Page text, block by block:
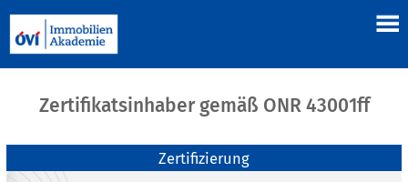
Zertifikatsinhaber gemäß ONR 43001ff
Zertifizierung